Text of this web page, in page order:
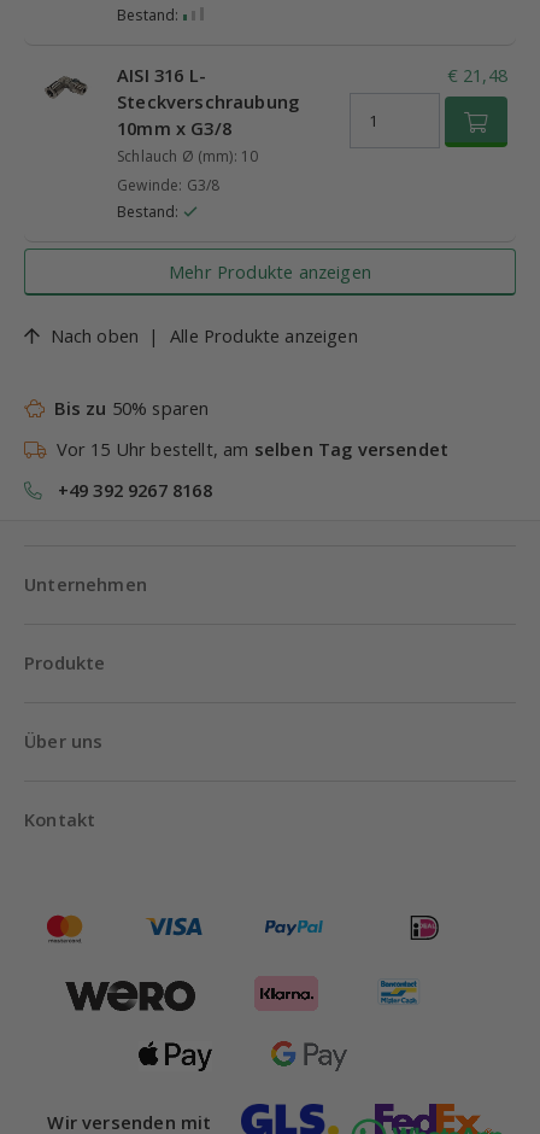
Bestand:
AISI 316 L-
Steckverschraubung
10mm x G3/8
Schlauch Ø (mm): 10
Gewinde: G3/8
Bestand:
€ 21,48
Mehr Produkte anzeigen
Nach oben | Alle Produkte anzeigen
Bis zu 50% sparen
Vor 15 Uhr bestellt, am selben Tag versendet
+49 392 9267 8168
Unternehmen
Produkte
Über uns
Kontakt
Wir versenden mit